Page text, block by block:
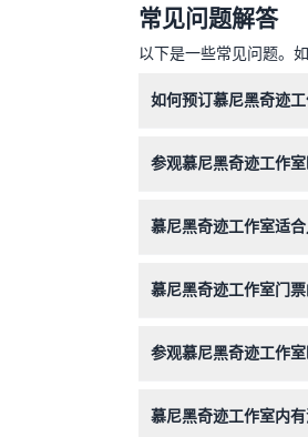
常见问题解答
以下是一些常见问题。
如何预订慕尼黑奇迹工
参观慕尼黑奇迹工作
慕尼黑奇迹工作室适
慕尼黑奇迹工作室门
参观慕尼黑奇迹工作
慕尼黑奇迹工作室内有